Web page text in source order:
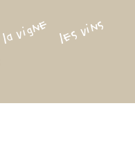
la vigne les vins